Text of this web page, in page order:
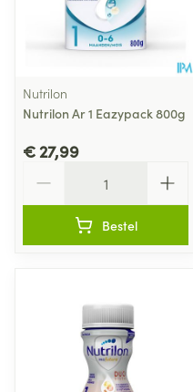
Nutrilon
Nutrilon Ar 1 Eazypack 800g
€ 27,99
Bestel